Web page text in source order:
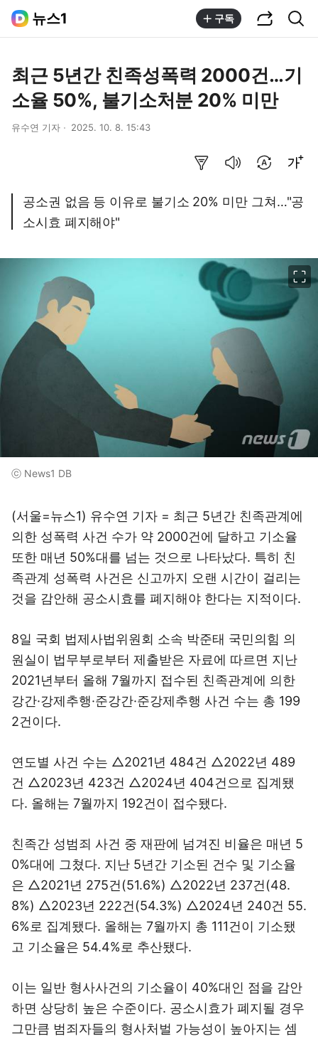
뉴스1 구독
최근 5년간 친족성폭력 2000건…기
소율 50%, 불기소처분 20% 미만
유수연 기자 2025. 10. 8. 15:43
공소권 없음 등 이유로 불기소 20% 미만 그쳐…"공
소시효 폐지해야"
ⓒ News1 DB
(서울=뉴스1) 유수연 기자 = 최근 5년간 친족관계에
의한 성폭력 사건 수가 약 2000건에 달하고 기소율
또한 매년 50%대를 넘는 것으로 나타났다. 특히 친
족관계 성폭력 사건은 신고까지 오랜 시간이 걸리는
것을 감안해 공소시효를 폐지해야 한다는 지적이다.
8일 국회 법제사법위원회 소속 박준태 국민의힘 의
원실이 법무부로부터 제출받은 자료에 따르면 지난
2021년부터 올해 7월까지 접수된 친족관계에 의한
강간·강제추행·준강간·준강제추행 사건 수는 총 199
2건이다.
연도별 사건 수는 △2021년 484건 △2022년 489
건 △2023년 423건 △2024년 404건으로 집계됐
다. 올해는 7월까지 192건이 접수됐다.
친족간 성범죄 사건 중 재판에 넘겨진 비율은 매년 5
0%대에 그쳤다. 지난 5년간 기소된 건수 및 기소율
은 △2021년 275건(51.6%) △2022년 237건(48.
8%) △2023년 222건(54.3%) △2024년 240건 55.
6%로 집계됐다. 올해는 7월까지 총 111건이 기소됐
고 기소율은 54.4%로 추산됐다.
이는 일반 형사사건의 기소율이 40%대인 점을 감안
하면 상당히 높은 수준이다. 공소시효가 폐지될 경우
그만큼 범죄자들의 형사처벌 가능성이 높아지는 셈